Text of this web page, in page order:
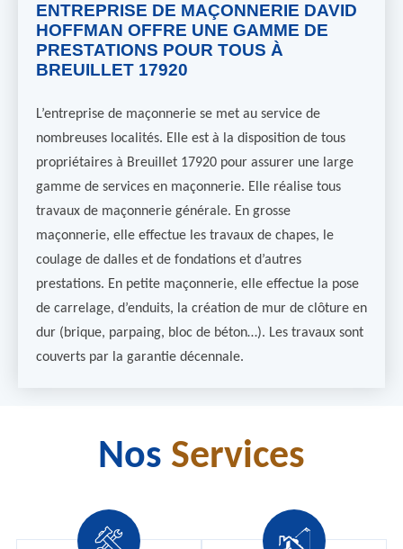
ENTREPRISE DE MAÇONNERIE DAVID
HOFFMAN OFFRE UNE GAMME DE
PRESTATIONS POUR TOUS À
BREUILLET 17920
L’entreprise de maçonnerie se met au service de
nombreuses localités. Elle est à la disposition de tous
propriétaires à Breuillet 17920 pour assurer une large
gamme de services en maçonnerie. Elle réalise tous
travaux de maçonnerie générale. En grosse
maçonnerie, elle effectue les travaux de chapes, le
coulage de dalles et de fondations et d’autres
prestations. En petite maçonnerie, elle effectue la pose
de carrelage, d’enduits, la création de mur de clôture en
dur (brique, parpaing, bloc de béton…). Les travaux sont
couverts par la garantie décennale.
Nos Services